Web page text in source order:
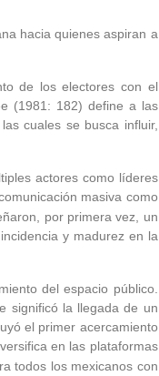
hacia quienes aspiran a
de los electores con el
(1981: 182) define a las
cuales se busca influir,
actores como líderes
masiva como
por primera vez, un
y madurez en la
del espacio público.
significó la llegada de un
el primer acercamiento
en las plataformas
todos los mexicanos con